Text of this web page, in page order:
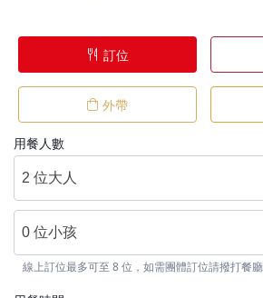
訂位
外帶
用餐人數
2 位大人
0 位小孩
線上訂位最多可至 8 位，如需團體訂位請撥打餐